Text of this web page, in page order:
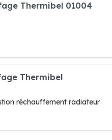
Thermibel 01004
Thermibel
réchauffement radiateur